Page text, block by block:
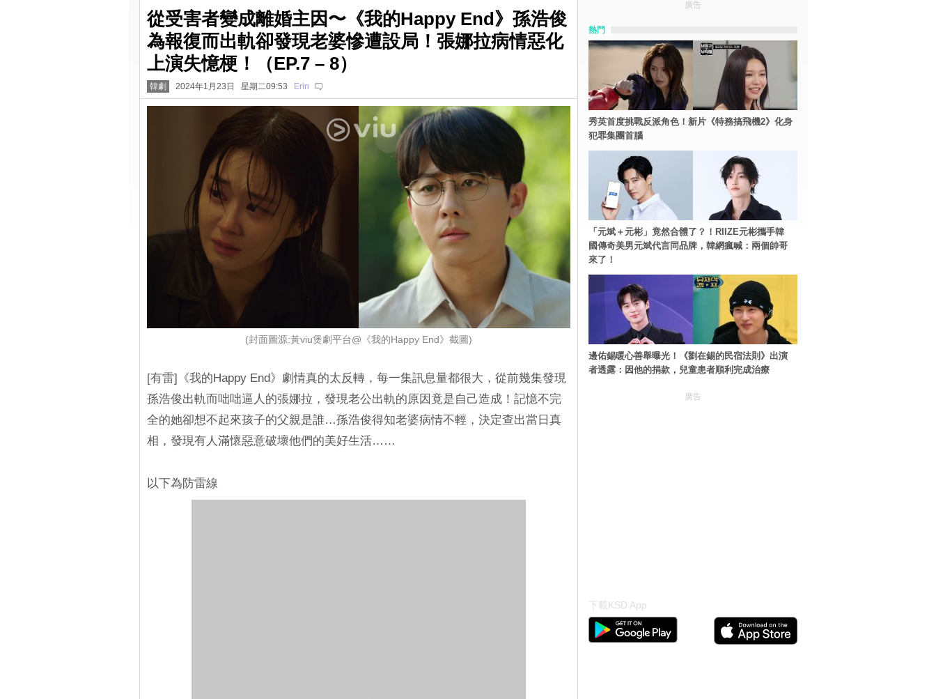
從受害者變成離婚主因〜《我的Happy End》孫浩俊
為報復而出軌卻發現老婆慘遭設局！張娜拉病情惡化
上演失憶梗！（EP.7 – 8）
韓劇 2024年1月23日 星期二09:53 Erin
(封面圖源:黃viu煲劇平台@《我的Happy End》截圖)
[有雷]《我的Happy End》劇情真的太反轉，每一集訊息量都很大，從前幾集發現
孫浩俊出軌而咄咄逼人的張娜拉，發現老公出軌的原因竟是自己造成！記憶不完
全的她卻想不起來孩子的父親是誰…孫浩俊得知老婆病情不輕，決定查出當日真
相，發現有人滿懷惡意破壞他們的美好生活……
以下為防雷線
廣告
熱門
秀英首度挑戰反派角色！新片《特務搞飛機2》化身
犯罪集團首腦
「元斌＋元彬」竟然合體了？！RIIZE元彬攜手韓
國傳奇美男元斌代言同品牌，韓網瘋喊：兩個帥哥
來了！
邊佑錫暖心善舉曝光！《劉在錫的民宿法則》出演
者透露：因他的捐款，兒童患者順利完成治療
廣告
下載KSD App